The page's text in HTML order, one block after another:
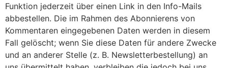
Funktion jederzeit über einen Link in den Info-Mails
abbestellen. Die im Rahmen des Abonnierens von
Kommentaren eingegebenen Daten werden in diesem
Fall gelöscht; wenn Sie diese Daten für andere Zwecke
und an anderer Stelle (z. B. Newsletterbestellung) an